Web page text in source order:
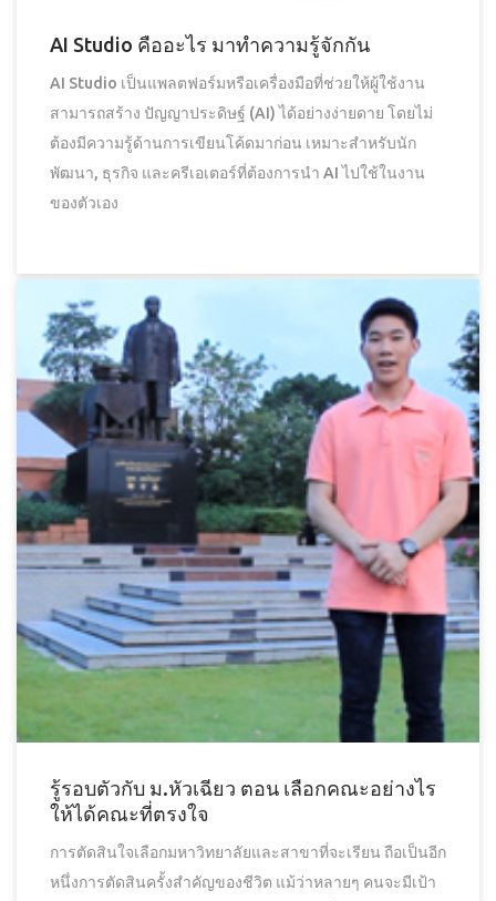
AI Studio คืออะไร มาทำความรู้จักกัน
AI Studio เป็นแพลตฟอร์มหรือเครื่องมือที่ช่วยให้ผู้ใช้งาน
สามารถสร้าง ปัญญาประดิษฐ์ (AI) ได้อย่างง่ายดาย โดยไม่
ต้องมีความรู้ด้านการเขียนโค้ดมาก่อน เหมาะสำหรับนัก
พัฒนา, ธุรกิจ และครีเอเตอร์ที่ต้องการนำ AI ไปใช้ในงาน
ของตัวเอง
รู้รอบตัวกับ ม.หัวเฉียว ตอน เลือกคณะอย่างไร
ให้ได้คณะที่ตรงใจ
การตัดสินใจเลือกมหาวิทยาลัยและสาขาที่จะเรียน ถือเป็นอีก
หนึ่งการตัดสินครั้งสำคัญของชีวิต แม้ว่าหลายๆ คนจะมีเป้า